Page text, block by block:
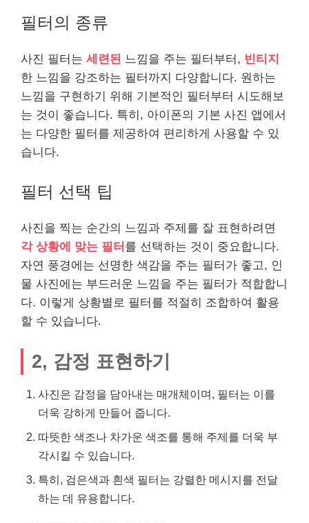
필터의 종류
사진 필터는 세련된 느낌을 주는 필터부터, 빈티지
한 느낌을 강조하는 필터까지 다양합니다. 원하는
느낌을 구현하기 위해 기본적인 필터부터 시도해보
는 것이 좋습니다. 특히, 아이폰의 기본 사진 앱에서
는 다양한 필터를 제공하여 편리하게 사용할 수 있
습니다.
필터 선택 팁
사진을 찍는 순간의 느낌과 주제를 잘 표현하려면
각 상황에 맞는 필터 를 선택하는 것이 중요합니다.
자연 풍경에는 선명한 색감을 주는 필터가 좋고, 인
물 사진에는 부드러운 느낌을 주는 필터가 적합합니
다. 이렇게 상황별로 필터를 적절히 조합하여 활용
할 수 있습니다.
2, 감정 표현하기
사진은 감정을 담아내는 매개체이며, 필터는 이를
더욱 강하게 만들어 줍니다.
따뜻한 색조나 차가운 색조를 통해 주제를 더욱 부
각시킬 수 있습니다.
특히, 검은색과 흰색 필터는 강렬한 메시지를 전달
하는 데 유용합니다.